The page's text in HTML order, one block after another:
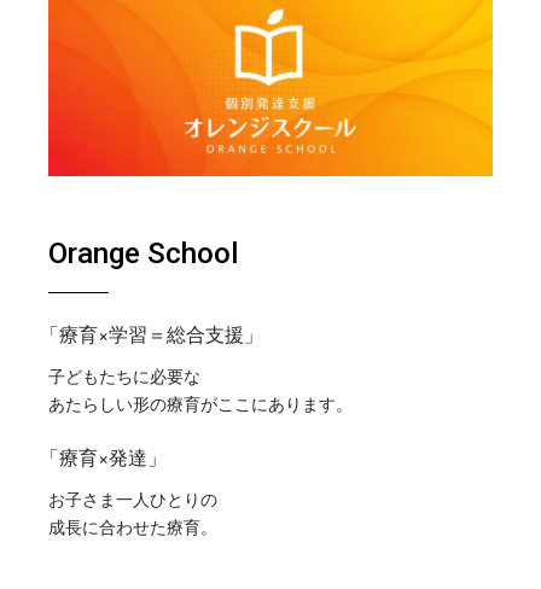
Orange School
「療育×学習＝総合支援」
子どもたちに必要な
あたらしい形の療育がここにあります。
「療育×発達」
お子さま一人ひとりの
成長に合わせた療育。